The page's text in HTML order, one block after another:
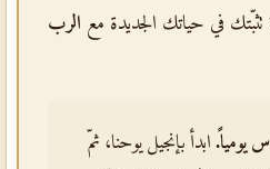
في حياتك الجديدة مع الرب
يومياً. ابدأ بإنجيل يوحنا، ثمّ